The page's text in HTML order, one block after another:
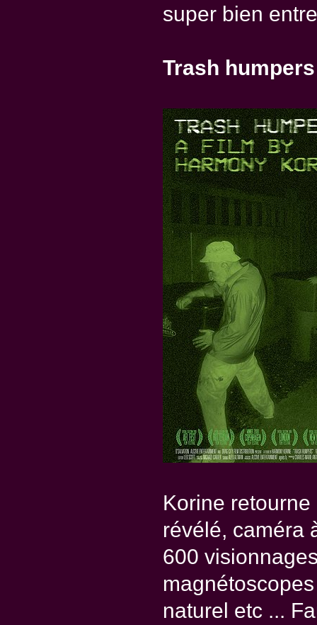
super bien
Trash
Korine
révélé, caméra
600
naturel etc ...